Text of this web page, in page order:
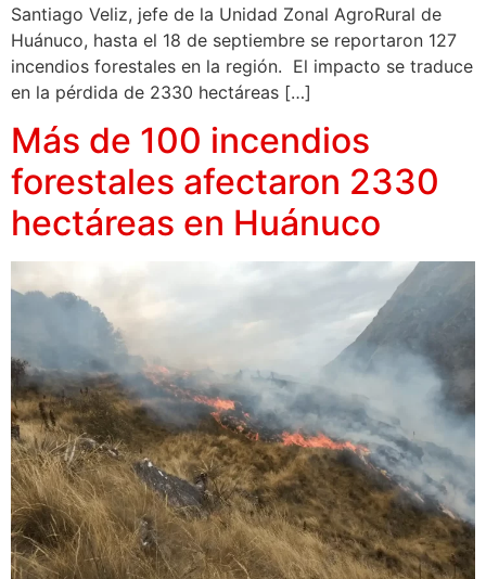
Santiago Veliz, jefe de la Unidad Zonal AgroRural de
Huánuco, hasta el 18 de septiembre se reportaron 127
incendios forestales en la región. El impacto se traduce
en la pérdida de 2330 hectáreas […]
Más de 100 incendios
forestales afectaron 2330
hectáreas en Huánuco